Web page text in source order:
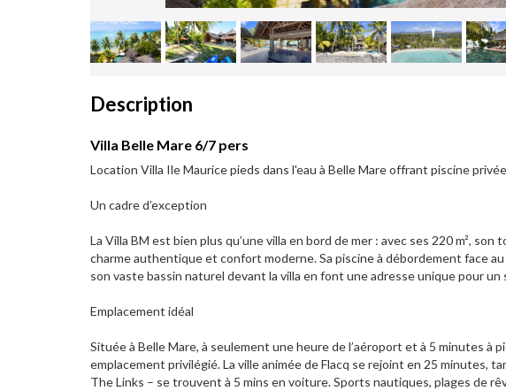
Description
Villa Belle Mare 6/7 pers
Location Villa Ile Maurice pieds dans l'eau à Belle Mare offrant piscine
Un cadre d’exception
La Villa BM est bien plus qu’une villa en bord de mer : avec ses 220 m²,
charme authentique et confort moderne. Sa piscine à débordement face
son vaste bassin naturel devant la villa en font une adresse unique pour un
Emplacement idéal
Située à Belle Mare, à seulement une heure de l’aéroport et à 5 minutes à
emplacement privilégié. La ville animée de Flacq se rejoint en 25 minutes,
The Links – se trouvent à 5 mins en voiture. Sports nautiques, plages de